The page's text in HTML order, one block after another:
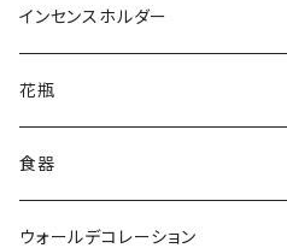
インセンスホルダー
花瓶
食器
ウォールデコレーション